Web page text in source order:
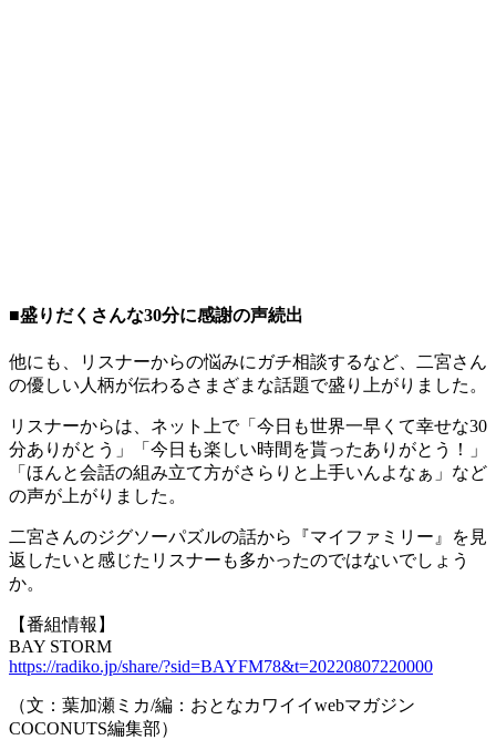
■盛りだくさんな30分に感謝の声続出
他にも、リスナーからの悩みにガチ相談するなど、二宮さん
の優しい人柄が伝わるさまざまな話題で盛り上がりました。
リスナーからは、ネット上で「今日も世界一早くて幸せな30
分ありがとう」「今日も楽しい時間を貰ったありがとう！」
「ほんと会話の組み立て方がさらりと上手いんよなぁ」など
の声が上がりました。
二宮さんのジグソーパズルの話から『マイファミリー』を見
返したいと感じたリスナーも多かったのではないでしょう
か。
【番組情報】
BAY STORM
https://radiko.jp/share/?sid=BAYFM78&t=20220807220000
（文：葉加瀬ミカ/編：おとなカワイイwebマガジン
COCONUTS編集部）